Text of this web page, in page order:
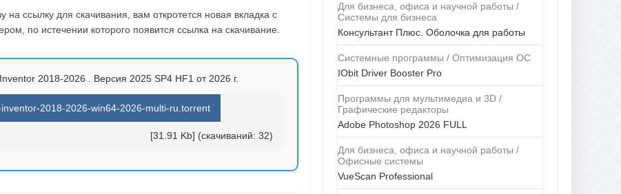
ссылку для скачивания, вам откротется новая вкладка с
по истечении которого появится ссылка на скачивание.
2018-2026 . Версия 2025 SP4 HF1 от 2026 г.
2018-2026-win64-2026-multi-ru.torrent
[31.91 Kb] (cкачиваний: 32)
Для бизнеса, офиса и научной работы /
Системы для бизнеса
Консультант Плюс. Оболочка для работы
Системные программы / Оптимизация ОС
IObit Driver Booster Pro
Программы для мультимедиа и 3D /
Графические редакторы
Adobe Photoshop 2026 FULL
Для бизнеса, офиса и научной работы /
Офисные системы
VueScan Professional